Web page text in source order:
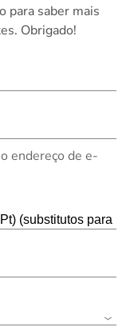
para saber mais
Obrigado!
endereço de e-